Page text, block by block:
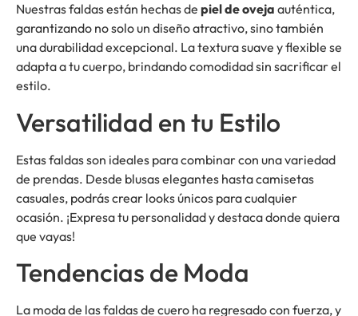
Nuestras faldas están hechas de piel de oveja auténtica,
garantizando no solo un diseño atractivo, sino también
una durabilidad excepcional. La textura suave y flexible se
adapta a tu cuerpo, brindando comodidad sin sacrificar el
estilo.
Versatilidad en tu Estilo
Estas faldas son ideales para combinar con una variedad
de prendas. Desde blusas elegantes hasta camisetas
casuales, podrás crear looks únicos para cualquier
ocasión. ¡Expresa tu personalidad y destaca donde quiera
que vayas!
Tendencias de Moda
La moda de las faldas de cuero ha regresado con fuerza, y